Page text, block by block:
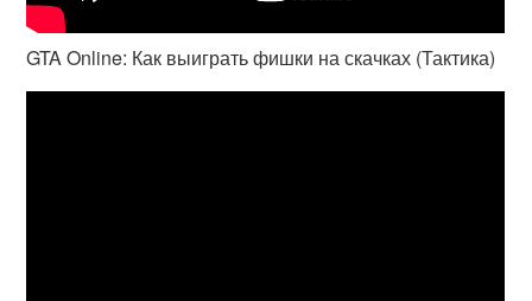
GTA Online: Как выиграть фишки на скачках (Тактика)